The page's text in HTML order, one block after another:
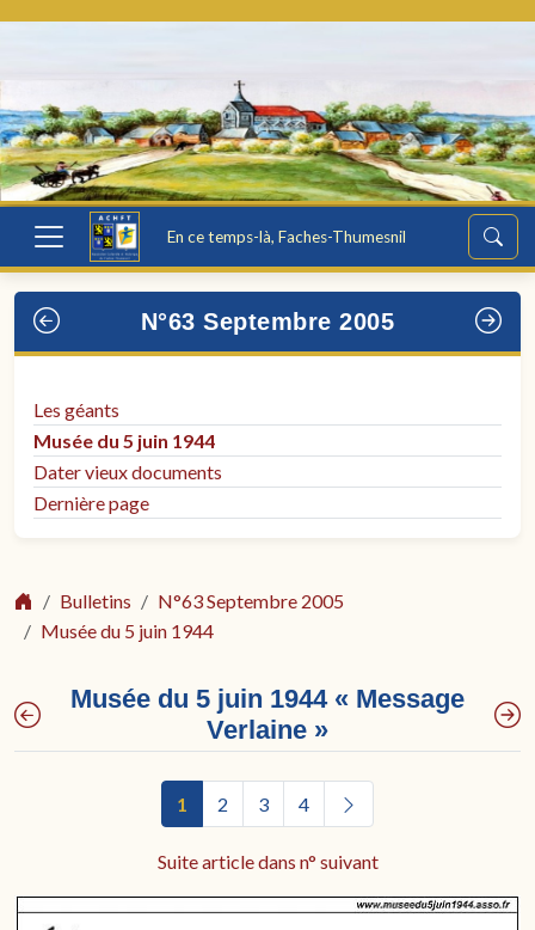
En ce temps-là, Faches-Thumesnil
N°63 Septembre 2005
Les géants
Musée du 5 juin 1944
Dater vieux documents
Dernière page
Bulletins
N°63 Septembre 2005
Musée du 5 juin 1944
Musée du 5 juin 1944 « Message
Verlaine »
1 2 3 4
Suite article dans n° suivant